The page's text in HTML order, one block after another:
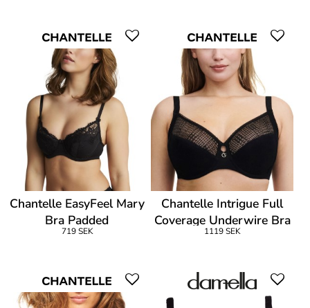
Chantelle EasyFeel Mary
Bra Padded
719 SEK
Chantelle Intrigue Full
Coverage Underwire Bra
1119 SEK